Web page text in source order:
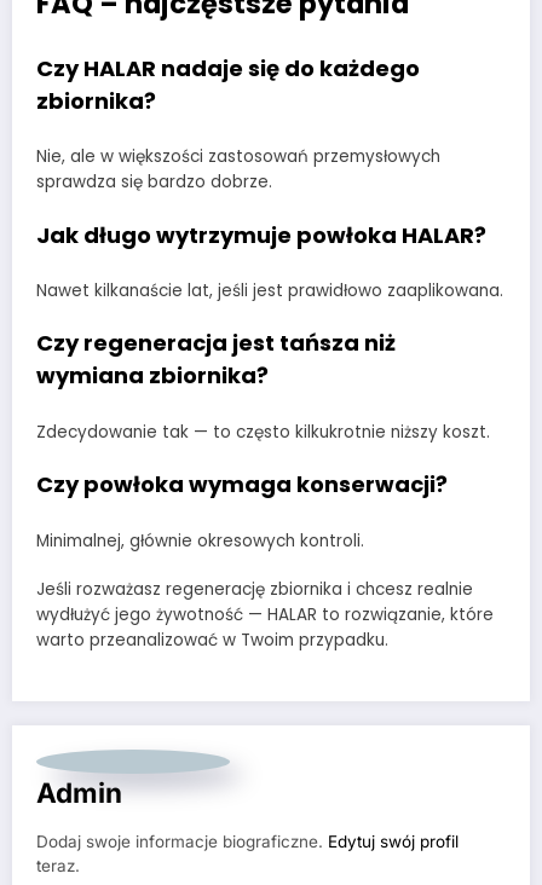
Czy HALAR nadaje się do każdego
zbiornika?
Nie, ale w większości zastosowań przemysłowych
sprawdza się bardzo dobrze.
Jak długo wytrzymuje powłoka HALAR?
Nawet kilkanaście lat, jeśli jest prawidłowo zaaplikowana.
Czy regeneracja jest tańsza niż
wymiana zbiornika?
Zdecydowanie tak — to często kilkukrotnie niższy koszt.
Czy powłoka wymaga konserwacji?
Minimalnej, głównie okresowych kontroli.
Jeśli rozważasz regenerację zbiornika i chcesz realnie
wydłużyć jego żywotność — HALAR to rozwiązanie, które
warto przeanalizować w Twoim przypadku.
Admin
Dodaj swoje informacje biograficzne. Edytuj swój profil
teraz.